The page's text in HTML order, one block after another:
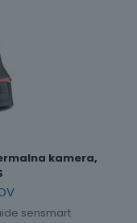
kamera,
sensmart